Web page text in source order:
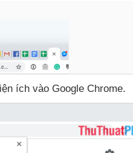
ích vào Google Chrome.